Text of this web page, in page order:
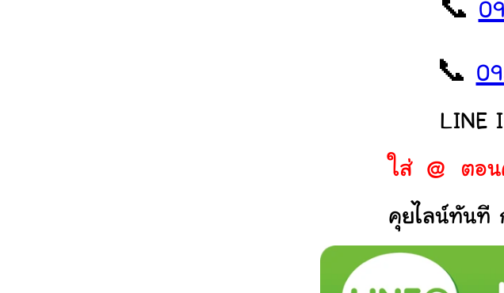
📞
📞
LINE
ใส่ @ ตอน
คุยไลน์ทันที